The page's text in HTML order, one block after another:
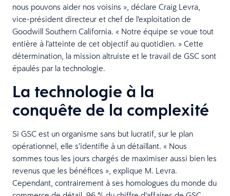
nous pouvons aider nos voisins », déclare Craig Levra,
vice-président directeur et chef de l’exploitation de
Goodwill Southern California. « Notre équipe se voue tout
entière à l’atteinte de cet objectif au quotidien. » Cette
détermination, la mission altruiste et le travail de GSC sont
épaulés par la technologie.
La technologie à la
conquête de la complexité
Si GSC est un organisme sans but lucratif, sur le plan
opérationnel, elle s’identifie à un détaillant. « Nous
sommes tous les jours chargés de maximiser aussi bien les
revenus que les bénéfices », explique M. Levra.
Cependant, contrairement à ses homologues du monde du